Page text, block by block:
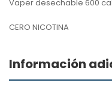
Vaper desechable 600
CERO NICOTINA
Información